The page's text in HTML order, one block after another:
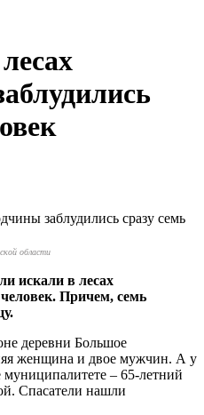
области
искали в лесах
Причем, семь
деревни Большое
женщина и двое мужчин. А у
– 65-летний
Спасатели нашли